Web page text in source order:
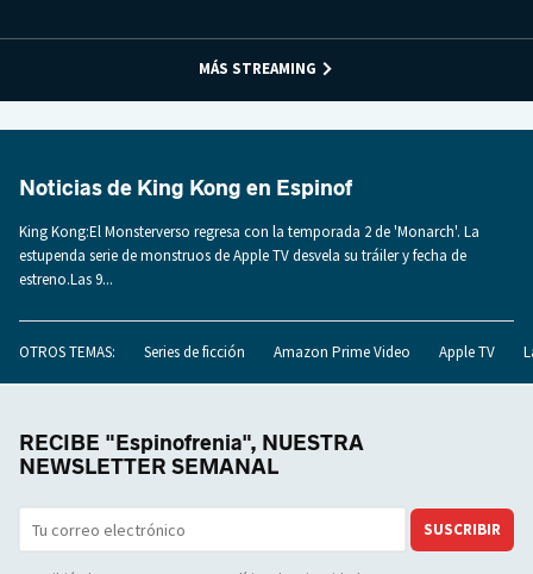
MÁS STREAMING
Noticias de King Kong en Espinof
King Kong:El Monsterverso regresa con la temporada 2 de 'Monarch'. La
estupenda serie de monstruos de Apple TV desvela su tráiler y fecha de
estreno.Las 9...
OTROS TEMAS: Series de ficción Amazon Prime Video Apple TV
RECIBE "Espinofrenia", NUESTRA
NEWSLETTER SEMANAL
SUSCRIBIR